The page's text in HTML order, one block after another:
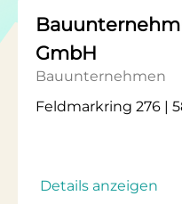
GmbH
Bauunternehmen
Feldmarkring 276 |
Details anzeigen